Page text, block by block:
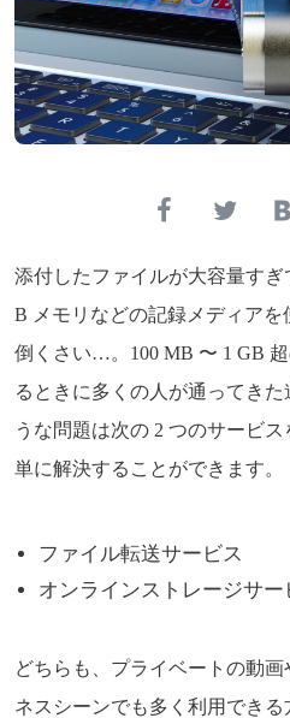
添付したファイルが大容量す
B メモリなどの記録メディア
倒くさい…。100 MB 〜 1 GB
るときに多くの人が通ってき
うな問題は次の 2 つのサービ
単に解決することができます。
ファイル転送サービス
オンラインストレージサー
どちらも、プライベートの動
ネスシーンでも多く利用でき